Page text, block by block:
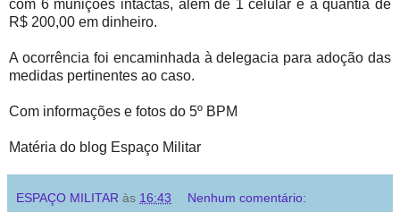
com 6 munições intactas, além de 1 celular e a quantia de
R$ 200,00 em dinheiro.
A ocorrência foi encaminhada à delegacia para adoção das
medidas pertinentes ao caso.
Com informações e fotos do 5º BPM
Matéria do blog Espaço Militar
ESPAÇO MILITAR às 16:43 Nenhum comentário: